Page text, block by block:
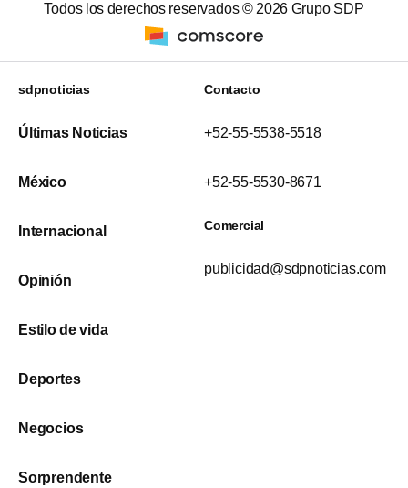
Todos los derechos reservados © 2026 Grupo SDP
sdpnoticias
Últimas Noticias
México
Internacional
Opinión
Estilo de vida
Deportes
Negocios
Sorprendente
Contacto
+52-55-5538-5518
+52-55-5530-8671
Comercial
publicidad@sdpnoticias.com